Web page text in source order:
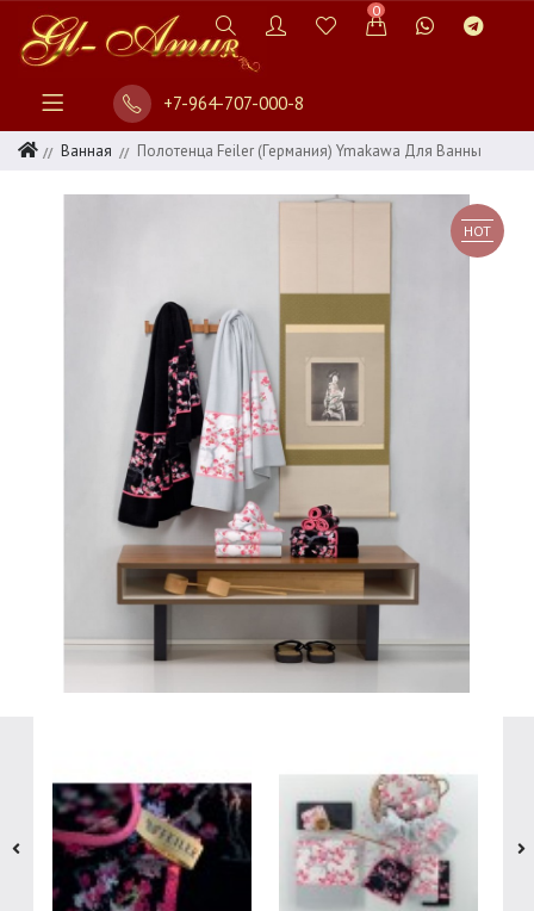
0
+7-964-707-000-8
Ванная Полотенца Feiler (Германия) Ymakawa Для Ванны
HOT